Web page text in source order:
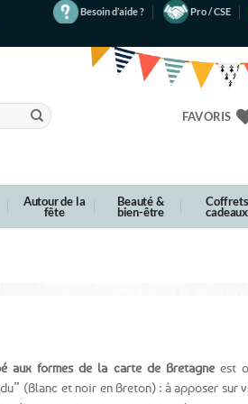
Besoin d’aide ? Pro / CSE
FAVORIS
Autour de la
fête
Beauté &
bien-être
Coffrets
cadeaux
aux formes de la carte de Bretagneest
(Blanc et noir en Breton) : à apposer sur